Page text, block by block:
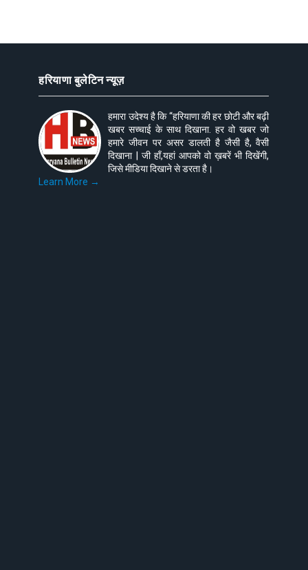
हरियाणा बुलेटिन न्यूज़
हमारा उदेश्य है कि “हरियाणा की हर छोटी और बढ़ी
खबर सच्चाई के साथ दिखाना. हर वो खबर जो
हमारे जीवन पर असर डालती है जैसी है, वैसी
दिखाना | जी हाँ,यहां आपको वो ख़बरें भी दिखेंगी,
जिसे मीडिया दिखाने से डरता है।
Learn More →